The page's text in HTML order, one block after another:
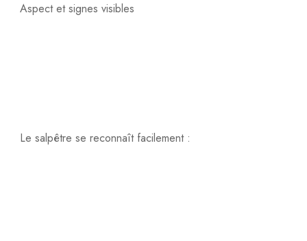
Aspect et signes visibles
Le salpêtre se reconnaît facilement :